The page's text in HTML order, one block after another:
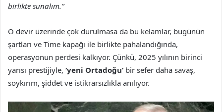
birlikte sunalım.”
O devir üzerinde çok durulmasa da bu kelamlar, bugünün
şartları ve Time kapağı ile birlikte pahalandığında,
operasyonun perdesi kalkıyor. Çünkü, 2025 yılının birinci
yarısı prestijiyle, ‘yeni Ortadoğu’ bir sefer daha savaş,
soykırım, şiddet ve istikrarsızlıkla anılıyor.